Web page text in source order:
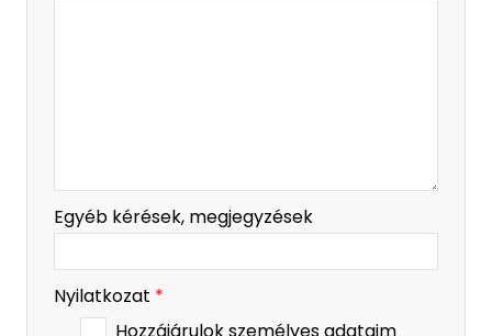
Egyéb kérések, megjegyzések
Nyilatkozat *
Hozzájárulok személyes adataim